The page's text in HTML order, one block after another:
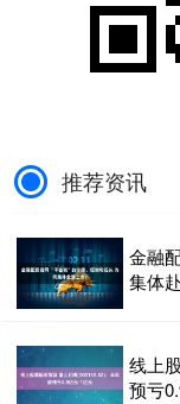
推荐资讯
金融
集体
线上
预亏